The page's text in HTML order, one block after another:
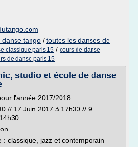
danse tango / toutes les danses de
classique paris 15 / cours de danse
de danse paris 15
studio et école de danse
l'année 2017/2018
// 17 Juin 2017 à 17h30 // 9
: classique, jazz et contemporain